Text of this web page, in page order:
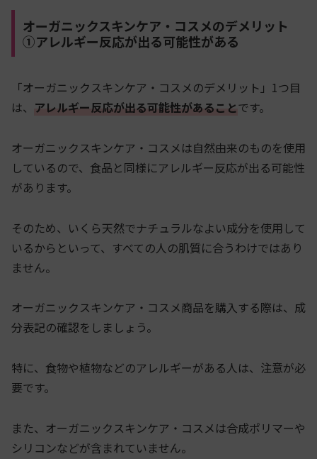
オーガニックスキンケア・コスメのデメリット
①アレルギー反応が出る可能性がある
「オーガニックスキンケア・コスメのデメリット」1つ目
は、 アレルギー反応が出る可能性があることです。
オーガニックスキンケア・コスメは自然由来のものを使用
しているので、食品と同様にアレルギー反応が出る可能性
があります。
そのため、いくら天然でナチュラルなよい成分を使用して
いるからといって、すべての人の肌質に合うわけではあり
ません。
オーガニックスキンケア・コスメ商品を購入する際は、成
分表記の確認をしましょう。
特に、食物や植物などのアレルギーがある人は、注意が必
要です。
また、オーガニックスキンケア・コスメは合成ポリマーや
シリコンなどが含まれていません。